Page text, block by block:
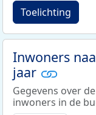
Toelichting
Inwoners
jaar
Gegevens over
inwoners in de